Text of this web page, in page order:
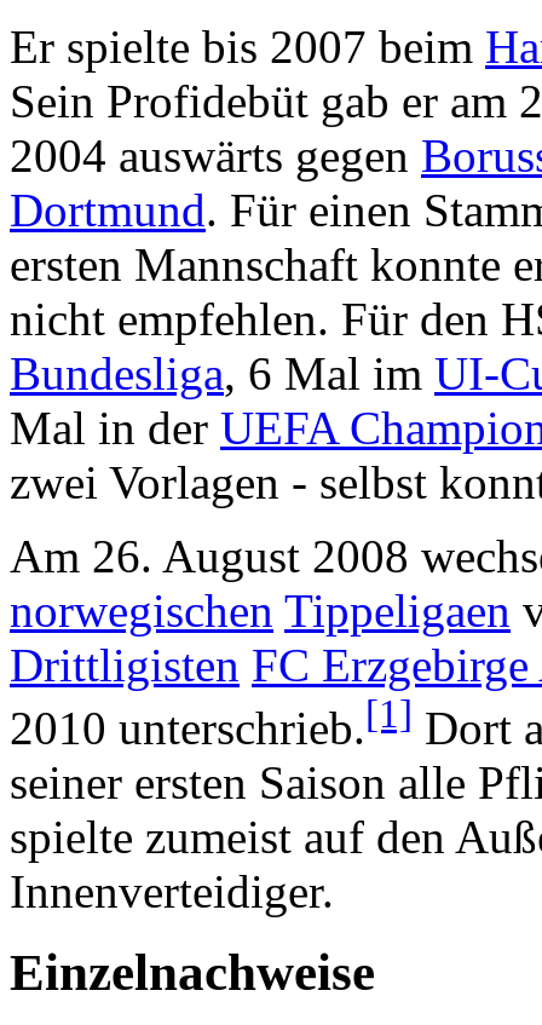
Er spielte bis 2007 beim
Sein Profidebüt gab er am
2004 auswärts gegen
Dortmund. Für einen
ersten Mannschaft konnte
nicht empfehlen. Für den
Bundesliga, 6 Mal im UI-
Mal in der UEFA
zwei Vorlagen - selbst
Am 26. August 2008
norwegischen Tippeligaen
Drittligisten FC Erzgebirge
2010 unterschrieb.[1] Dort
seiner ersten Saison alle
spielte zumeist auf den
Innenverteidiger.
Einzelnachweise